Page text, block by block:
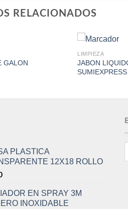
RELACIONADOS
GALON
LIMPIEZA
JABON
SUMIEXPRESS
PLASTICA
12X18 ROLLO
EN SPRAY 3M
INOXIDABLE